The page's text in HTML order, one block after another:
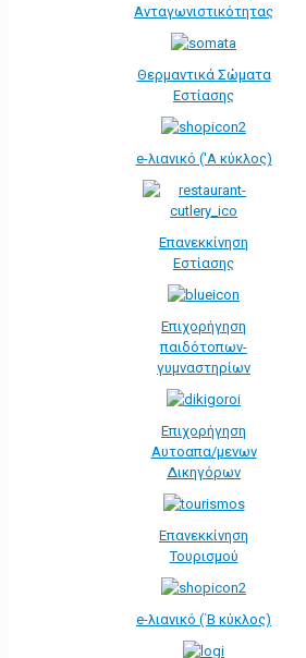
Ανταγωνιστικότητας
Θερμαντικά Σώματα
Εστίασης
e-λιανικό ('Α κύκλος)
Επανεκκίνηση
Εστίασης
Επιχορήγηση
παιδότοπων-
γυμναστηρίων
Επιχορήγηση
Αυτοαπα/μενων
Δικηγόρων
Επανεκκίνηση
Τουρισμού
e-λιανικό (΄Β κύκλος)